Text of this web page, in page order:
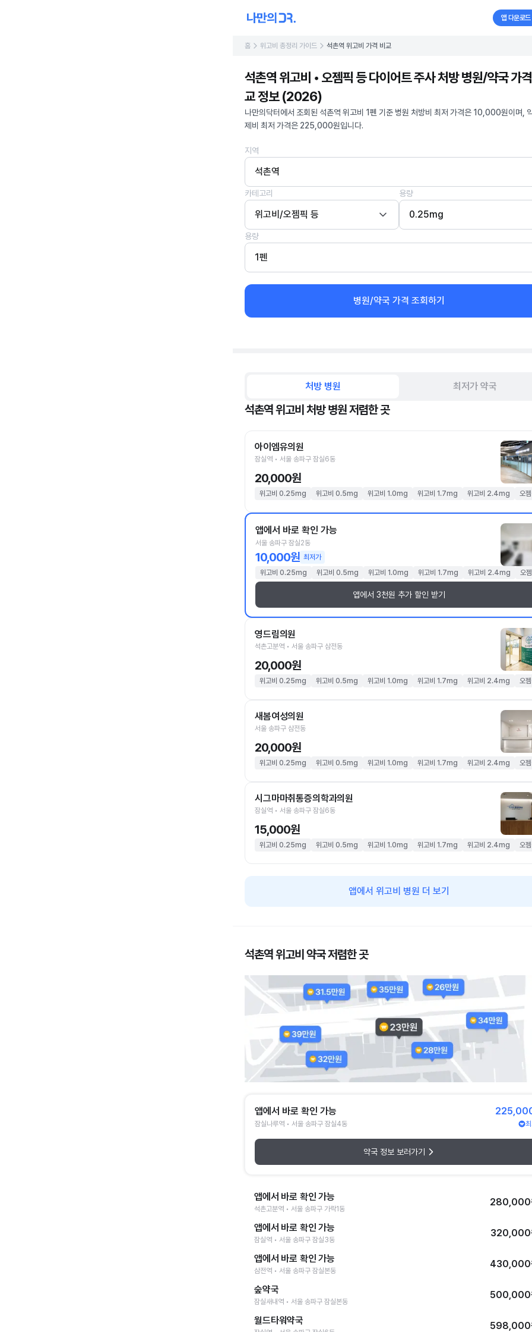
앱 다운로드
홈 위고비 총정리 가이드 석촌역 위고비 가격 비교
석촌역 위고비 • 오젬픽 등 다이어트 주사 처방 병원/약국 가
교 정보 (2026)
나만의닥터에서 조회된 석촌역 위고비 1펜 기준 병원 처방비 최저 가격은 10,000원이며,
제비 최저 가격은 225,000원입니다.
지역
석촌역
카테고리
위고비/오젬픽 등
용량
0.25mg
용량
1펜
병원/약국 가격 조회하기
처방 병원 최저가 약국
석촌역 위고비 처방 병원 저렴한 곳
아이엠유의원
잠실역 • 서울 송파구 잠실6동
20,000원
위고비 0.25mg 위고비 0.5mg 위고비 1.0mg 위고비 1.7mg 위고비 2.4mg 오
앱에서 바로 확인 가능
서울 송파구 잠실2동
10,000원 최저가
위고비 0.25mg
위고비 0.5mg 위고비 1.0mg 위고비 1.7mg 위고비 2.4mg 오
앱에서 3천원 추가 할인 받기
영드림의원
석촌고분역 • 서울 송파구 삼전동
20,000원
위고비 0.25mg 위고비 0.5mg 위고비 1.0mg 위고비 1.7mg 위고비 2.4mg 오
새봄여성의원
서울 송파구 삼전동
20,000원
위고비 0.25mg 위고비 0.5mg 위고비 1.0mg 위고비 1.7mg 위고비 2.4mg 오
시그마마취통증의학과의원
잠실역 • 서울 송파구 잠실6동
15,000원
위고비 0.25mg 위고비 0.5mg 위고비 1.0mg 위고비 1.7mg 위고비 2.4mg 오
앱에서 위고비 병원 더 보기
석촌역 위고비 약국 저렴한 곳
앱에서 바로 확인 가능
잠실나루역 • 서울 송파구 잠실4동
약국 정보 보러가기
앱에서 바로 확인 가능
석촌고분역 • 서울 송파구 가락1동
280,000
앱에서 바로 확인 가능
잠실역 • 서울 송파구 잠실3동
320,000
앱에서 바로 확인 가능
삼전역 • 서울 송파구 잠실본동
430,000
숲약국
잠실새내역 • 서울 송파구 잠실본동
500,000
월드타워약국 598,000